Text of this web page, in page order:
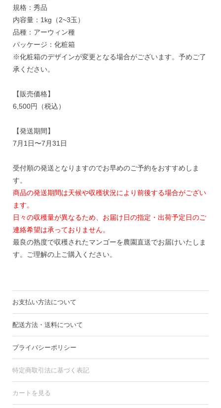
規格：秀品
内容量：1kg（2~3玉）
品種：アーウィン種
パッケージ：化粧箱
※化粧箱のデザインが変更となる場合がございます。予めご了
承ください。
【販売価格】
6,500円（税込）
【発送期間】
7月1日〜7月31日
受付順の発送となりますのでお早めのご予約をおすすめしま
す。
商品の発送期間は天候や収穫状況により前後する場合がござい
ます。
日々の収穫量が異なるため、お届け日の指定・出荷予定日のご
連絡希望は承っておりません。
最良の熟度で収穫されたマンゴーを農園直送でお届けいたしま
す。ご理解の上ご購入ください。
お支払い方法について
配送方法・送料について
プライバシーポリシー
特定商取引法に基づく表記
カートを見る